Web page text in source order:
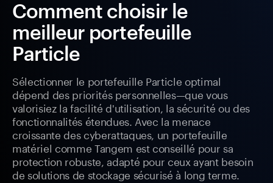
Comment choisir le
meilleur portefeuille
Particle
Sélectionner le portefeuille Particle optimal
dépend des priorités personnelles—que vous
valorisiez la facilité d'utilisation, la sécurité ou des
fonctionnalités étendues. Avec la menace
croissante des cyberattaques, un portefeuille
matériel comme Tangem est conseillé pour sa
protection robuste, adapté pour ceux ayant besoin
de solutions de stockage sécurisé à long terme.